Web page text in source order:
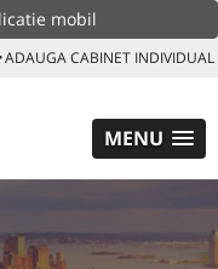
mobil
ADAUGA CABINET INDIVIDUAL
MENU